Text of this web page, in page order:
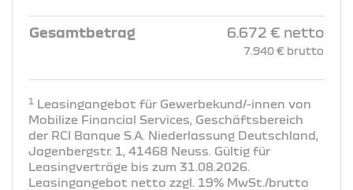
Gesamtbetrag 6.672 € netto
7.940 € brutto
1 Leasingangebot für Gewerbekund/-innen von
Mobilize Financial Services, Geschäftsbereich
der RCI Banque S.A. Niederlassung Deutschland,
Jagenbergstr. 1, 41468 Neuss. Gültig für
Leasingverträge bis zum 31.08.2026.
Leasingangebot netto zzgl. 19% MwSt./brutto